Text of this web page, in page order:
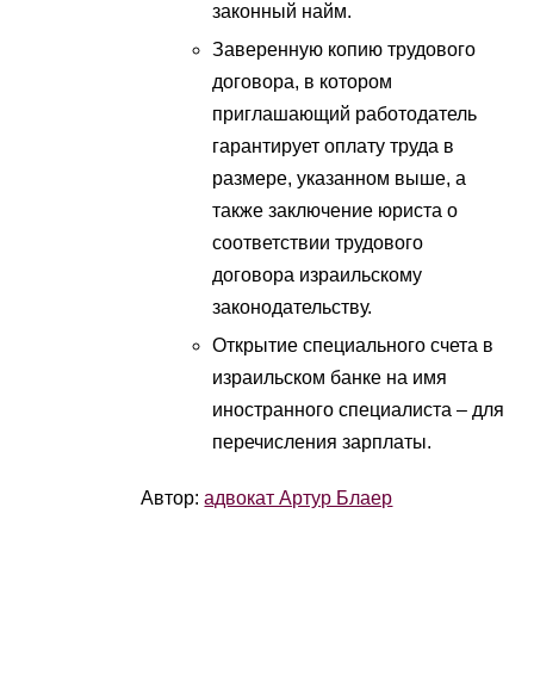
законный найм.
Заверенную копию трудового
договора, в котором
приглашающий работодатель
гарантирует оплату труда в
размере, указанном выше, а
также заключение юриста о
соответствии трудового
договора израильскому
законодательству.
Открытие специального счета в
израильском банке на имя
иностранного специалиста – для
перечисления зарплаты.
Автор:адвокат Артур Блаер